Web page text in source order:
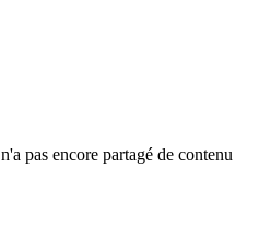
n'a pas encore partagé de contenu